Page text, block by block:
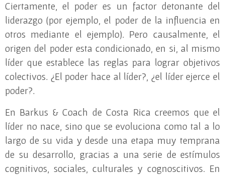
Ciertamente, el poder es un factor detonante del
liderazgo (por ejemplo, el poder de la influencia en
otros mediante el ejemplo). Pero causalmente, el
origen del poder esta condicionado, en si, al mismo
líder que establece las reglas para lograr objetivos
colectivos. ¿El poder hace al líder?, ¿el líder ejerce el
poder?.
En Barkus & Coach de Costa Rica creemos que el
líder no nace, sino que se evoluciona como tal a lo
largo de su vida y desde una etapa muy temprana
de su desarrollo, gracias a una serie de estímulos
cognitivos, sociales, culturales y cognoscitivos. En